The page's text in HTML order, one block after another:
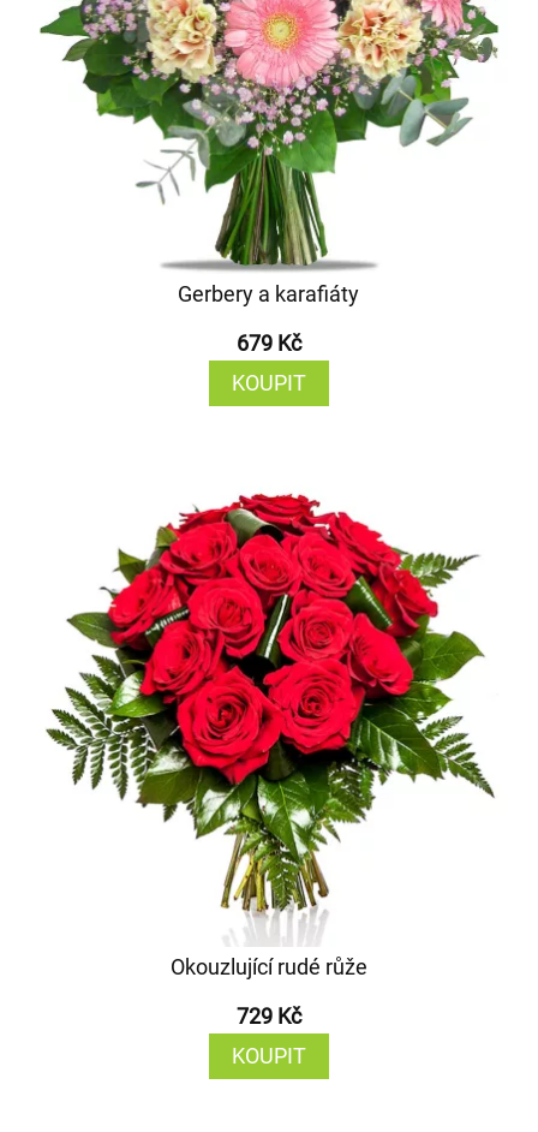
Gerbery a karafiáty
679 Kč
KOUPIT
Okouzlující rudé růže
729 Kč
KOUPIT